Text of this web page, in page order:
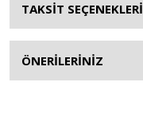
TAKSİT SEÇENEKLERİ
ÖNERİLERİNİZ